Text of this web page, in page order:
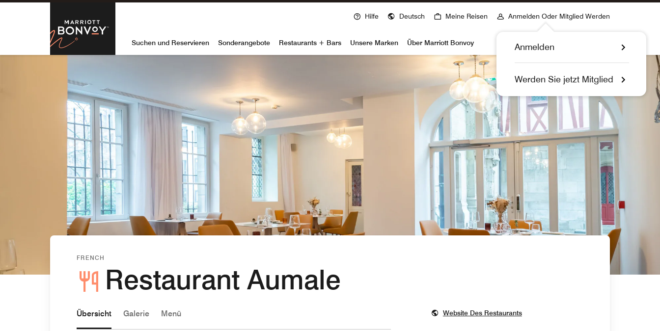
Skip to Content
Marriott Bonvoy
Hilfe Deutsch Meine Reisen Anmelden Oder Mitglied Werden
Anmelden
Werden Sie jetzt Mitglied
Suchen und Reservieren Sonderangebote Restaurants + Bars Unsere Marken Über Marriott Bonvoy
FRENCH
Restaurant Aumale
Übersicht Galerie Menü Website Des RestaurantsOpens In New Window